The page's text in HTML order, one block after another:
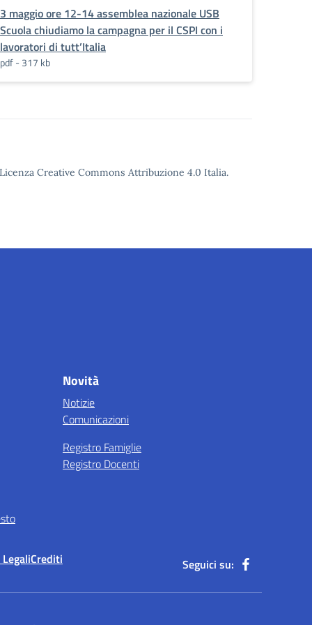
3 maggio ore 12-14 assemblea nazionale USB
Scuola chiudiamo la campagna per il CSPI con i
lavoratori di tutt’Italia
pdf - 317 kb
Creative Commons Attribuzione 4.0 Italia.
Novità
Notizie
Comunicazioni
Registro Famiglie
Registro Docenti
Crediti Seguici su: